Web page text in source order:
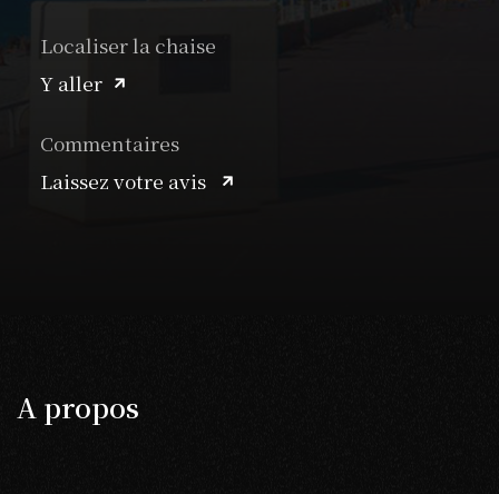
Localiser la chaise
Y aller
Commentaires
Laissez votre avis
A propos